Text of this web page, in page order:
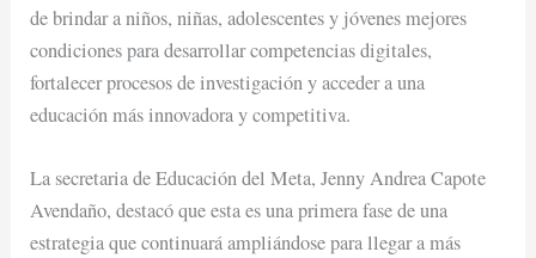
de brindar a niños, niñas, adolescentes y jóvenes mejores
condiciones para desarrollar competencias digitales,
fortalecer procesos de investigación y acceder a una
educación más innovadora y competitiva.
La secretaria de Educación del Meta, Jenny Andrea Capote
Avendaño, destacó que esta es una primera fase de una
estrategia que continuará ampliándose para llegar a más